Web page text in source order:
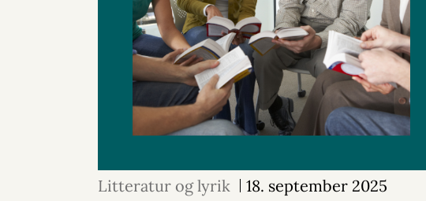
Litteratur og lyrik 18. september 2025